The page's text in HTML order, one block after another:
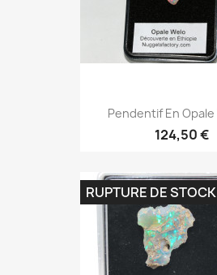
Pendentif En Opale
124,50 €
RUPTURE DE STOCK